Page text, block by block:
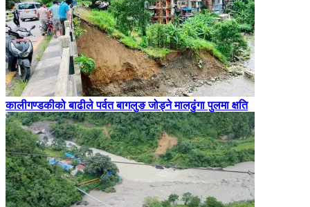
कालीगण्डकीको बाढीले पर्वत बागलुङ जोड्ने मालढुंगा पुलमा क्षति